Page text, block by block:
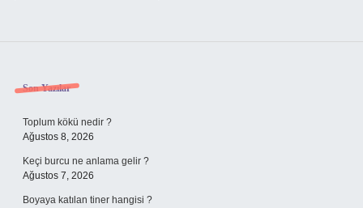
Sidebar
Son Yazılar
Toplum kökü nedir ?
Ağustos 8, 2026
Keçi burcu ne anlama gelir ?
Ağustos 7, 2026
Boyaya katılan tiner hangisi ?